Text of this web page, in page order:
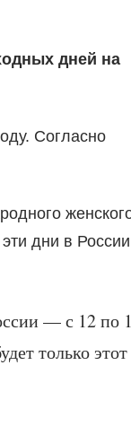
дней на
Согласно
дни в России
— с 12 по
только этот